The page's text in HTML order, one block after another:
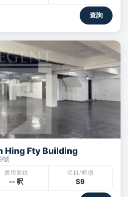
查詢
Hing Fty Building
號
實用面積
-- 呎
呎租/呎價
$9